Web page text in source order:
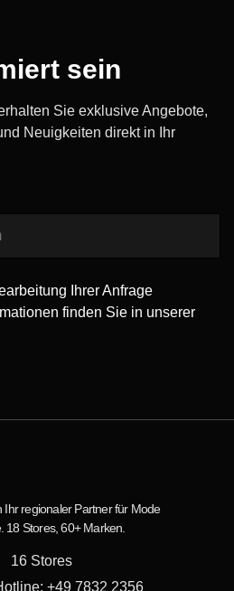
sein
Sie exklusive Angebote,
Neuigkeiten direkt in Ihr
Ihrer Anfrage
finden Sie in unserer
Ihr regionaler Partner für Mode
18 Stores, 60+ Marken.
16 Stores
+49 7832 2356